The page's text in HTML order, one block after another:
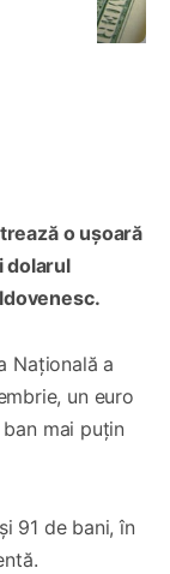
o ușoară
dolarul
Națională a
un euro
mai puțin
91 de bani, în